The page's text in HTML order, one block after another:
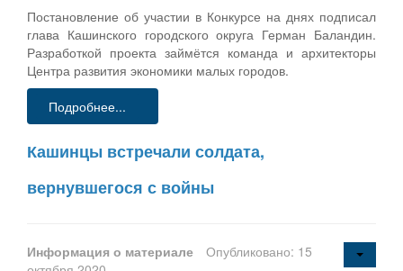
Постановление об участии в Конкурсе на днях подписал
глава Кашинского городского округа Герман Баландин.
Разработкой проекта займётся команда и архитекторы
Центра развития экономики малых городов.
Подробнее...
Кашинцы встречали солдата,
вернувшегося с войны
Информация о материале
Опубликовано: 15